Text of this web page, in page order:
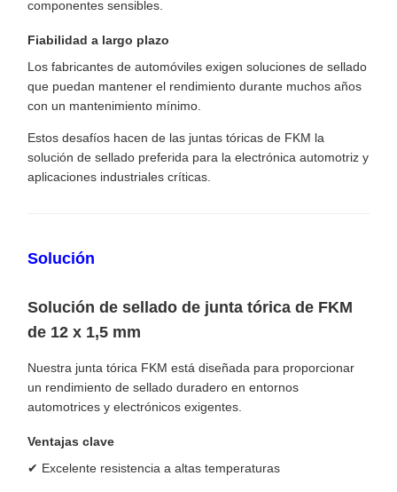
componentes sensibles.
Fiabilidad a largo plazo
Los fabricantes de automóviles exigen soluciones de sellado
que puedan mantener el rendimiento durante muchos años
con un mantenimiento mínimo.
Estos desafíos hacen de las juntas tóricas de FKM la
solución de sellado preferida para la electrónica automotriz y
aplicaciones industriales críticas.
Solución
Solución de sellado de junta tórica de FKM
de 12 x 1,5 mm
Nuestra junta tórica FKM está diseñada para proporcionar
un rendimiento de sellado duradero en entornos
automotrices y electrónicos exigentes.
Ventajas clave
✔ Excelente resistencia a altas temperaturas